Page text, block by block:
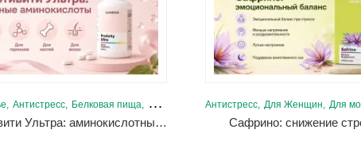
Антистресс Белковая пища Для детей Для Женщин Для костей и связок
Противити Ультра: аминокислотный комплекс
Антистресс Для Женщин Для
Сафрино: снижение